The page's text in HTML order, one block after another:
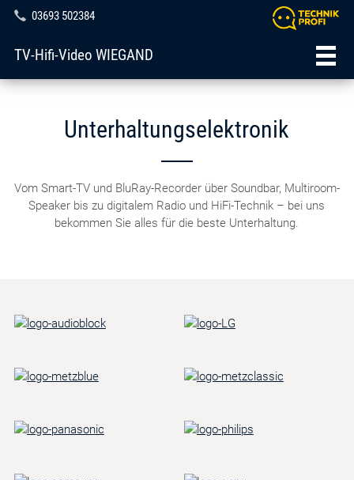
03693 502384
TV-Hifi-Video WIEGAND
Unterhaltungselektronik
Vom Smart-TV und BluRay-Recorder über Soundbar, Multiroom-
Speaker bis zu digitalem Radio und HiFi-Technik – bei uns
bekommen Sie alles für die beste Unterhaltung.